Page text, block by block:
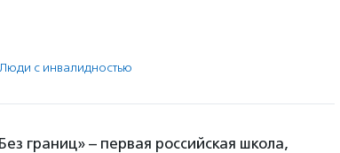
Люди с инвалидностью
границ» – первая российская школа,